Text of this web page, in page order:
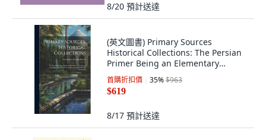
8/20 預計送達
(英文圖書) Primary Sources
Historical Collections: The Persian
Primer Being an Elementary
Treatise on ... 精裝版, Legare Street
Press, 英文
首購折扣價 35%$963
$619
8/17 預計送達